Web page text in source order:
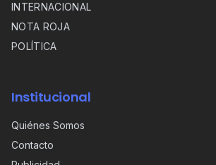
INTERNACIONAL
NOTA ROJA
POLÍTICA
Institucional
Quiénes Somos
Contacto